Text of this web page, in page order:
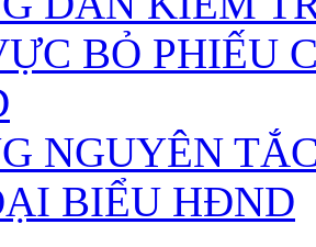
BỎ PHIẾU
NGUYÊN
BIỂU HĐND